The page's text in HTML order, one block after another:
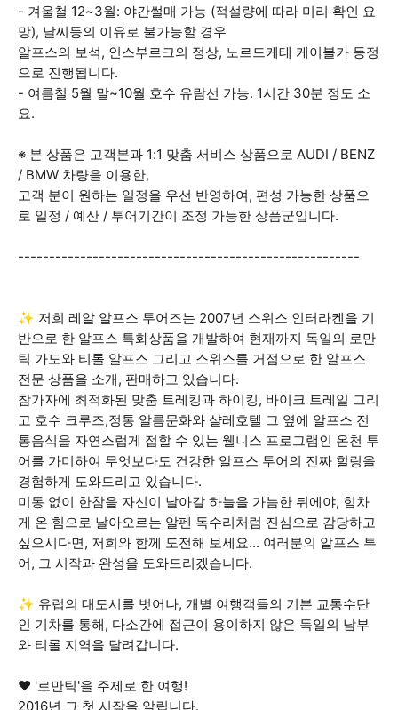
- 겨울철 12~3월: 야간썰매 가능 (적설량에 따라 미리 확인 요
망), 날씨등의 이유로 불가능할 경우
알프스의 보석, 인스부르크의 정상, 노르드케테 케이블카 등정
으로 진행됩니다.
- 여름철 5월 말~10월 호수 유람선 가능. 1시간 30분 정도 소
요.
※ 본 상품은 고객분과 1:1 맞춤 서비스 상품으로 AUDI / BENZ
/ BMW 차량을 이용한,
고객 분이 원하는 일정을 우선 반영하여, 편성 가능한 상품으
로 일정 / 예산 / 투어기간이 조정 가능한 상품군입니다.
-------------------------------------------------------
✨ 저희 레알 알프스 투어즈는 2007년 스위스 인터라켄을 기
반으로 한 알프스 특화상품을 개발하여 현재까지 독일의 로만
틱 가도와 티롤 알프스 그리고 스위스를 거점으로 한 알프스
전문 상품을 소개, 판매하고 있습니다.
참가자에 최적화된 맞춤 트레킹과 하이킹, 바이크 트레일 그리
고 호수 크루즈,정통 알름문화와 샬레호텔 그 옆에 알프스 전
통음식을 자연스럽게 접할 수 있는 웰니스 프로그램인 온천 투
어를 가미하여 무엇보다도 건강한 알프스 투어의 진짜 힐링을
경험하게 도와드리고 있습니다.
미동 없이 한참을 자신이 날아갈 하늘을 가늠한 뒤에야, 힘차
게 온 힘으로 날아오르는 알펜 독수리처럼 진심으로 감당하고
싶으시다면, 저희와 함께 도전해 보세요... 여러분의 알프스 투
어, 그 시작과 완성을 도와드리겠습니다.
✨ 유럽의 대도시를 벗어나, 개별 여행객들의 기본 교통수단
인 기차를 통해, 다소간에 접근이 용이하지 않은 독일의 남부
와 티롤 지역을 달려갑니다.
❤️ '로만틱'을 주제로 한 여행!
2016년 그 첫 시작을 알립니다.